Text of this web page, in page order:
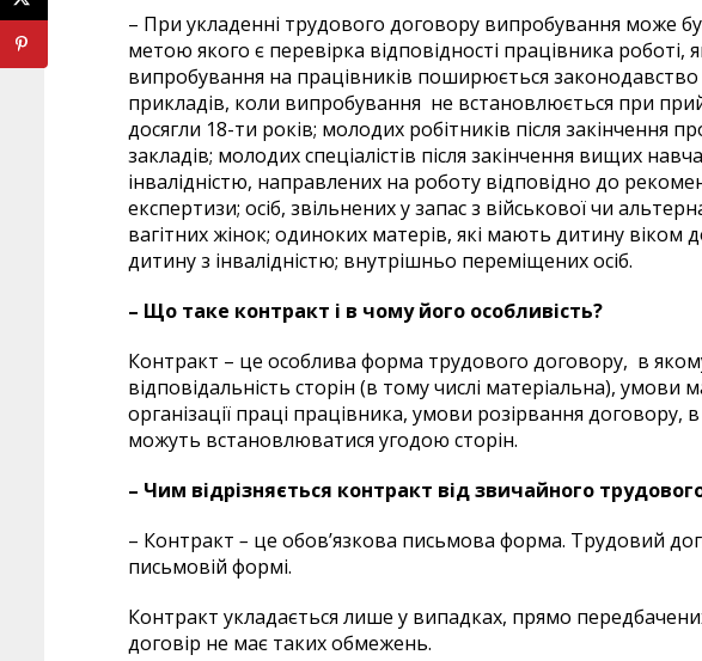
– При укладенні трудового договору випробування може
метою якого є перевірка відповідності працівника роботі,
випробування на працівників поширюється
прикладів, коли випробування не встановлюється при
досягли 18-ти років; молодих робітників після закінчення
закладів; молодих спеціалістів після закінчення вищих
інвалідністю, направлених на роботу відповідно до
експертизи; осіб, звільнених у запас з військової чи
вагітних жінок; одиноких матерів, які мають дитину віком
дитину з інвалідністю; внутрішньо переміщених осіб.
– Що таке контракт і в чому його особливість?
Контракт – це особлива форма трудового договору, в якому
відповідальність сторін (в тому числі матеріальна), умови
організації праці працівника, умови розірвання договору,
можуть встановлюватися угодою сторін.
– Чим відрізняється контракт від звичайного
– Контракт – це обов’язкова письмова форма. Трудовий
письмовій формі.
Контракт укладається лише у випадках, прямо
договір не має таких обмежень.